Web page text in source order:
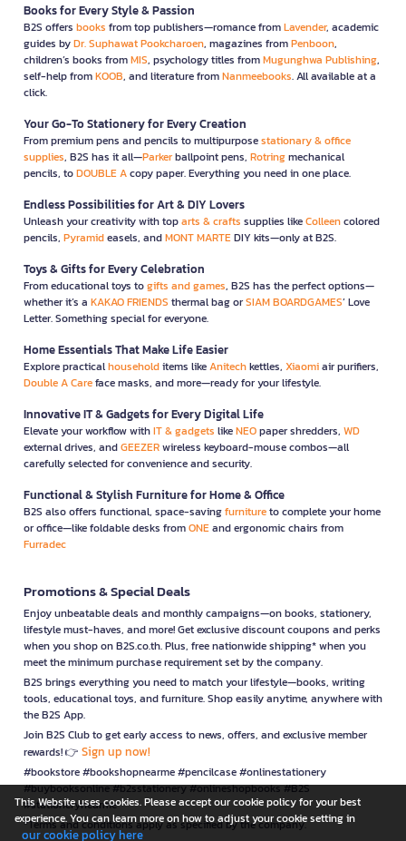
Books for Every Style & Passion
B2S offers books from top publishers—romance fromLavender, academic
guides byDr. Suphawat Pookcharoen, magazines fromPenboon,
children’s books fromMIS, psychology titles fromMugunghwa Publishing,
self-help fromKOOB, and literature fromNanmeebooks. All available at a
click.
Your Go-To Stationery for Every Creation
From premium pens and pencils to multipurposestationary & office
supplies, B2S has it all—Parkerballpoint pens, Rotringmechanical
pencils, toDOUBLE Acopy paper. Everything you need in one place.
Endless Possibilities for Art & DIY Lovers
Unleash your creativity with toparts & crafts supplies likeColleencolored
pencils, Pyramideasels, andMONT MARTEDIY kits—only at B2S.
Toys & Gifts for Every Celebration
From educational toys togifts and games, B2S has the perfect options—
whether it’s a KAKAO FRIENDS thermal bag orSIAM BOARDGAMES’ Love
Letter. Something special for everyone.
Home Essentials That Make Life Easier
Explore practicalhouseholditems likeAnitechkettles, Xiaomiair purifiers,
Double A Careface masks, and more—ready for your lifestyle.
Innovative IT & Gadgets for Every Digital Life
Elevate your workflow withIT & gadgets likeNEOpaper shredders, WD
external drives, andGEEZERwireless keyboard-mouse combos—all
carefully selected for convenience and security.
Functional & Stylish Furniture for Home & Office
B2S also offers functional, space-savingfurnitureto complete your home
or office—like foldable desks fromONEand ergonomic chairs from
Furradec
Promotions & Special Deals
Enjoy unbeatable deals and monthly campaigns—on books, stationery,
lifestyle must-haves, and more! Get exclusive discount coupons and perks
when you shop on B2S.co.th. Plus, free nationwide shipping* when you
meet the minimum purchase requirement set by the company.
B2S brings everything you need to match your lifestyle—books, writing
tools, educational toys, and furniture. Shop easily anytime, anywhere with
the B2S App.
Join B2S Club to get early access to news, offers, and exclusive member
rewards! 👉 Sign up now!
#bookstore #bookshopnearme #pencilcase #onlinestationery
#buybooksonline #b2sstationery #onlineshopbooks #B2S
#stationerynearme
*Terms and conditions apply as specified by the company.
This Website uses cookies. Please accept our cookie policy for your best
experience. You can learn more on how to adjust your cookie setting in
our cookie policy here